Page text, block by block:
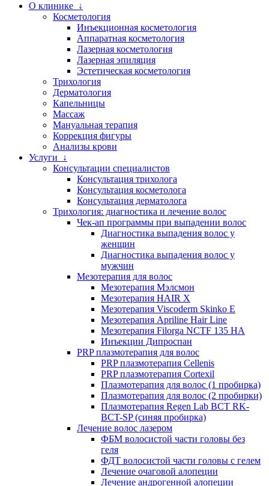
О клинике ↓
Косметология
Инъекционная косметология
Аппаратная косметология
Лазерная косметология
Лазерная эпиляция
Эстетическая косметология
Трихология
Дерматология
Капельницы
Массаж
Мануальная терапия
Коррекция фигуры
Анализы крови
Услуги ↓
Консультации специалистов
Консультация трихолога
Консультация косметолога
Консультация дерматолога
Трихология: диагностика и лечение волос
Чек-ап программы при выпадении волос
Диагностика выпадения волос у
женщин
Диагностика выпадения волос у
мужчин
Мезотерапия для волос
Мезотерапия Мэлсмон
Мезотерапия HAIR X
Мезотерапия Viscoderm Skinko E
Мезотерапия Apriline Hair Line
Мезотерапия Filorga NCTF 135 HA
Инъекции Дипроспан
PRP плазмотерапия для волос
PRP плазмотерапия Cellenis
PRP плазмотерапия Cortexil
Плазмотерапия для волос (1 пробирка)
Плазмотерапия для волос (2 пробирки)
Плазмотерапия Regen Lab BCT RK-
BCT-SP (синяя пробирка)
Лечение волос лазером
ФБМ волосистой части головы без
геля
ФДТ волосистой части головы с гелем
Лечение очаговой алопеции
Лечение андрогенной алопеции